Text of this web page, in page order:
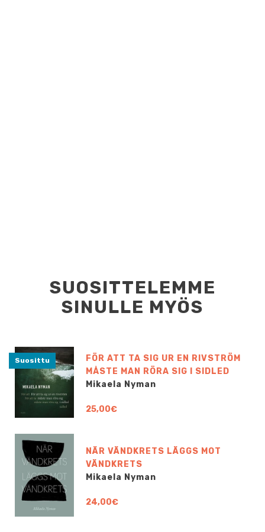
SUOSITTELEMME
SINULLE MYÖS
Suosittu
FÖR ATT TA SIG UR EN RIVSTRÖM
MÅSTE MAN RÖRA SIG I SIDLED
Mikaela Nyman
25,00€
NÄR VÄNDKRETS LÄGGS MOT
VÄNDKRETS
Mikaela Nyman
24,00€